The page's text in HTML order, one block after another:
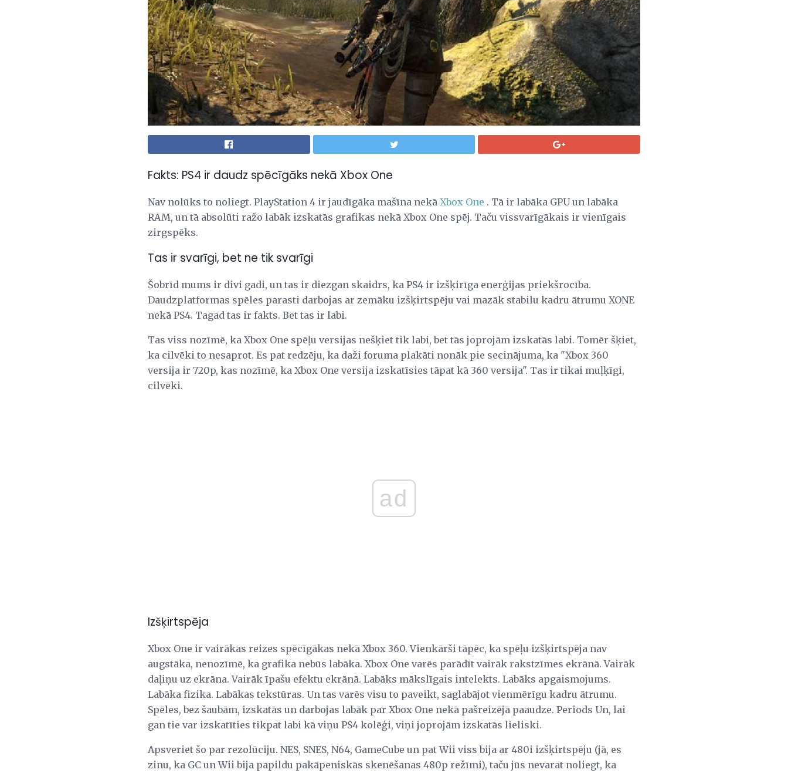
Fakts: PS4 ir daudz spēcīgāks nekā Xbox One
Nav nolūks to noliegt. PlayStation 4 ir jaudīgāka mašīna nekā Xbox One . Tā ir labāka GPU un labāka
RAM, un tā absolūti ražo labāk izskatās grafikas nekā Xbox One spēj. Taču vissvarīgākais ir vienīgais
zirgspēks.
Tas ir svarīgi, bet ne tik svarīgi
Šobrīd mums ir divi gadi, un tas ir diezgan skaidrs, ka PS4 ir izšķirīga enerģijas priekšrocība.
Daudzplatformas spēles parasti darbojas ar zemāku izšķirtspēju vai mazāk stabilu kadru ātrumu XONE
nekā PS4. Tagad tas ir fakts. Bet tas ir labi.
Tas viss nozīmē, ka Xbox One spēļu versijas nešķiet tik labi, bet tās joprojām izskatās labi. Tomēr šķiet,
ka cilvēki to nesaprot. Es pat redzēju, ka daži foruma plakāti nonāk pie secinājuma, ka "Xbox 360
versija ir 720p, kas nozīmē, ka Xbox One versija izskatīsies tāpat kā 360 versija". Tas ir tikai muļķīgi,
cilvēki.
ad
Izšķirtspēja
Xbox One ir vairākas reizes spēcīgākas nekā Xbox 360. Vienkārši tāpēc, ka spēļu izšķirtspēja nav
augstāka, nenozīmē, ka grafika nebūs labāka. Xbox One varēs parādīt vairāk rakstzīmes ekrānā. Vairāk
daļiņu uz ekrāna. Vairāk īpašu efektu ekrānā. Labāks mākslīgais intelekts. Labāks apgaismojums.
Labāka fizika. Labākas tekstūras. Un tas varēs visu to paveikt, saglabājot vienmērīgu kadru ātrumu.
Spēles, bez šaubām, izskatās un darbojas labāk par Xbox One nekā pašreizējā paaudze. Periods Un, lai
gan tie var izskatīties tikpat labi kā viņu PS4 kolēģi, viņi joprojām izskatās lieliski.
Apsveriet šo par rezolūciju. NES, SNES, N64, GameCube un pat Wii viss bija ar 480i izšķirtspēju (jā, es
zinu, ka GC un Wii bija papildu pakāpeniskās skenēšanas 480p režīmi), taču jūs nevarat noliegt, ka